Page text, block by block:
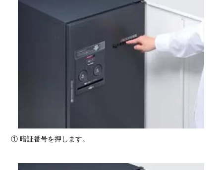
① 暗証番号を押します。